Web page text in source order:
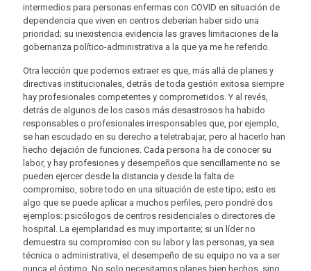
intermedios para personas enfermas con COVID en situación de
dependencia que viven en centros deberían haber sido una
prioridad; su inexistencia evidencia las graves limitaciones de la
gobernanza político-administrativa a la que ya me he referido.
Otra lección que podemos extraer es que, más allá de planes y
directivas institucionales, detrás de toda gestión exitosa siempre
hay profesionales competentes y comprometidos. Y al revés,
detrás de algunos de los casos más desastrosos ha habido
responsables o profesionales irresponsables que, por ejemplo,
se han escudado en su derecho a teletrabajar, pero al hacerlo han
hecho dejación de funciones. Cada persona ha de conocer su
labor, y hay profesiones y desempeños que sencillamente no se
pueden ejercer desde la distancia y desde la falta de
compromiso, sobre todo en una situación de este tipo; esto es
algo que se puede aplicar a muchos perfiles, pero pondré dos
ejemplos: psicólogos de centros residenciales o directores de
hospital. La ejemplaridad es muy importante; si un líder no
demuestra su compromiso con su labor y las personas, ya sea
técnica o administrativa, el desempeño de su equipo no va a ser
nunca el óptimo. No solo necesitamos planes bien hechos, sino